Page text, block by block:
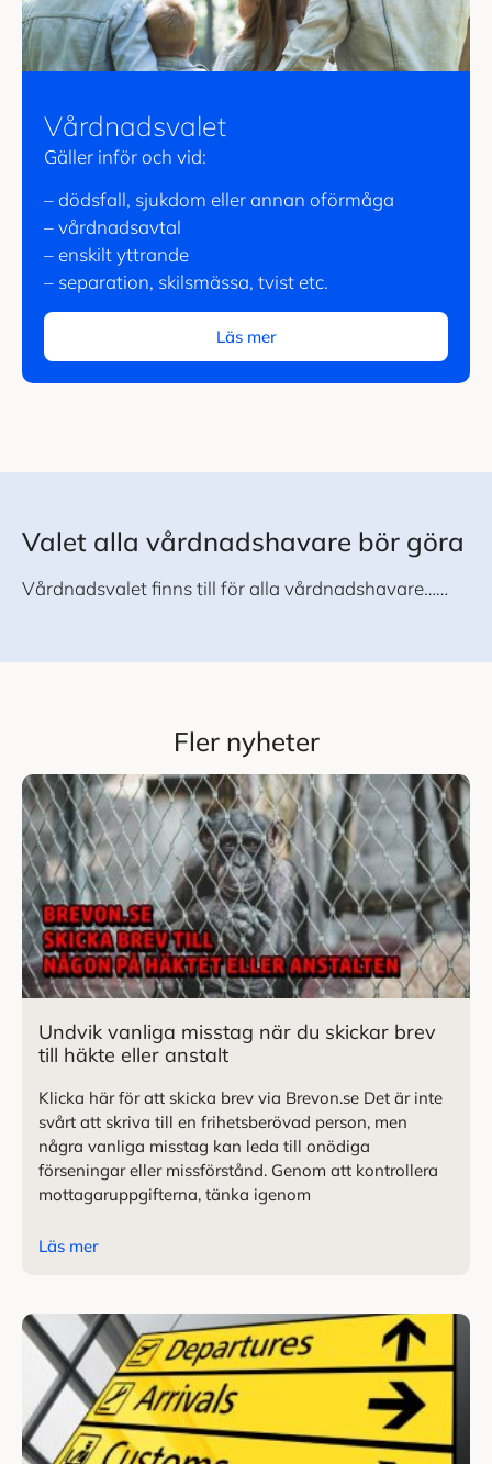
Vårdnadsvalet
Gäller inför och vid:
– dödsfall, sjukdom eller annan oförmåga
– vårdnadsavtal
– enskilt yttrande
– separation, skilsmässa, tvist etc.
Läs mer
Valet alla vårdnadshavare bör göra
Vårdnadsvalet finns till för alla vårdnadshavare……
Fler nyheter
Undvik vanliga misstag när du skickar brev
till häkte eller anstalt
Klicka här för att skicka brev via Brevon.se Det är inte
svårt att skriva till en frihetsberövad person, men
några vanliga misstag kan leda till onödiga
förseningar eller missförstånd. Genom att kontrollera
mottagaruppgifterna, tänka igenom
Läs mer